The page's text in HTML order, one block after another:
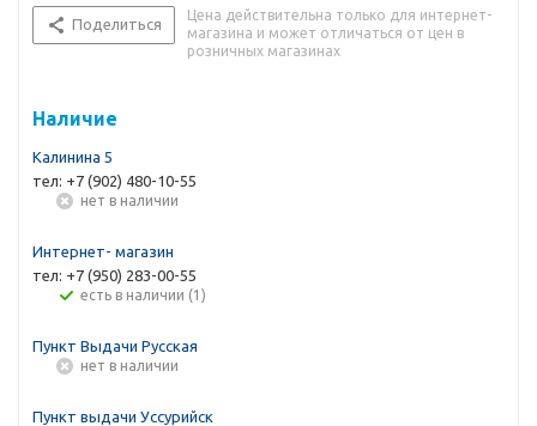
Поделиться
Цена действительна только для интернет-
магазина и может отличаться от цен в
розничных магазинах
Наличие
Калинина 5
тел: +7 (902) 480-10-55
Нет в наличии
Интернет- магазин
тел: +7 (950) 283-00-55
Есть в наличии (1)
Пункт Выдачи Русская
Нет в наличии
Пункт выдачи Уссурийск